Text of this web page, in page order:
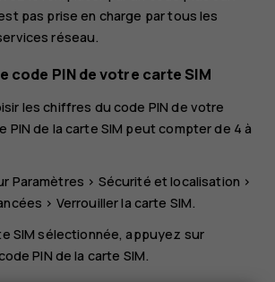
pas prise en charge par tous les
réseau.
code PIN de votre carte SIM
les chiffres du code PIN de votre
PIN de la carte SIM peut compter de 4 à
Paramètres > Sécurité et localisation >
> Verrouiller la carte SIM.
SIM sélectionnée, appuyez sur
PIN de la carte SIM.